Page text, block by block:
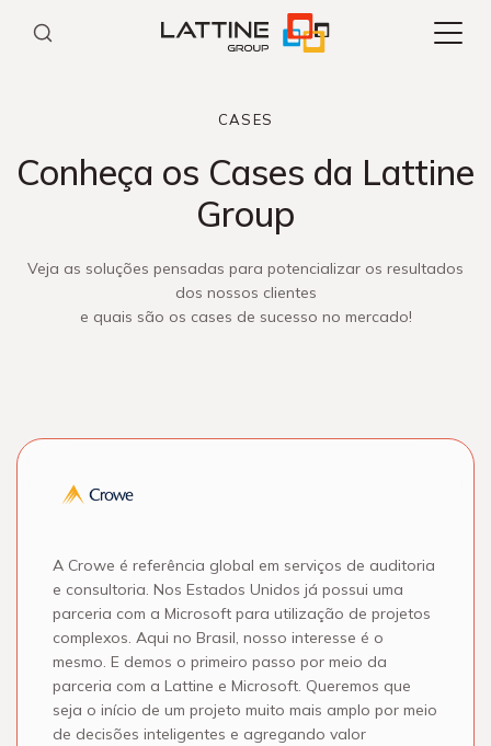
CASES
Conheça os Cases da Lattine
Group
Veja as soluções pensadas para potencializar os resultados
dos nossos clientes
e quais são os cases de sucesso no mercado!
A Crowe é referência global em serviços de auditoria
e consultoria. Nos Estados Unidos já possui uma
parceria com a Microsoft para utilização de projetos
complexos. Aqui no Brasil, nosso interesse é o
mesmo. E demos o primeiro passo por meio da
parceria com a Lattine e Microsoft. Queremos que
seja o início de um projeto muito mais amplo por meio
de decisões inteligentes e agregando valor